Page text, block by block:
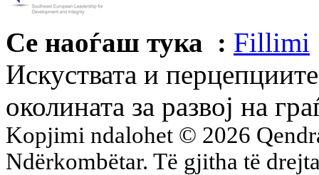
Се наоѓаш тука : Fillimi
Искуствата и
околината за развој на
Kopjimi ndalohet © 2026
Ndërkombëtar. Të gjitha të